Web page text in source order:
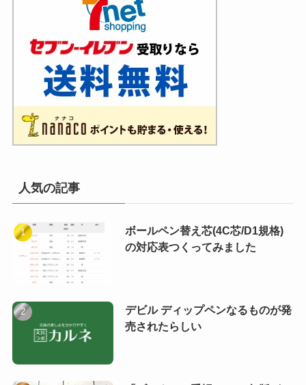
人気の記事
ボールペン替え芯(4C芯/D1規格)
の対応表つくってみました
デビル ディップペンなるものが発
売されたらしい